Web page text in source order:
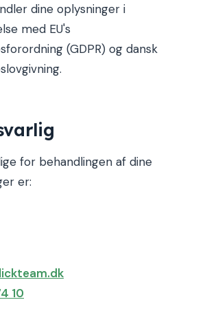
dine oplysninger i
med EU's
(GDPR) og dansk
for behandlingen af dine
er:
10